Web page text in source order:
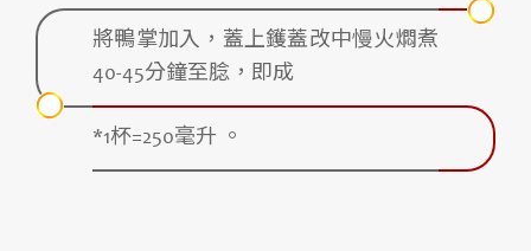
將鴨掌加入，蓋上鑊蓋改中慢火燜煮
40-45分鐘至腍，即成
*1杯=250毫升 。